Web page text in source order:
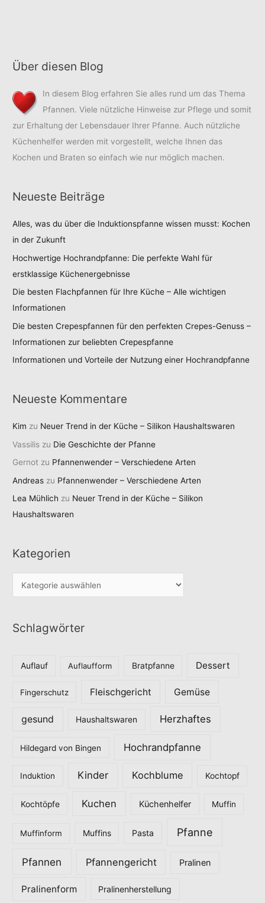
Über diesen Blog
In diesem Blog erfahren Sie alles rund um das Thema
Pfannen. Viele nützliche Hinweise zur Pflege und somit
zur Erhaltung der Lebensdauer Ihrer Pfanne. Auch nützliche
Küchenhelfer werden mit vorgestellt, welche Ihnen das
Kochen und Braten so einfach wie nur möglich machen.
Neueste Beiträge
Alles, was du über die Induktionspfanne wissen musst: Kochen
in der Zukunft
Hochwertige Hochrandpfanne: Die perfekte Wahl für
erstklassige Küchenergebnisse
Die besten Flachpfannen für Ihre Küche – Alle wichtigen
Informationen
Die besten Crepespfannen für den perfekten Crepes-Genuss –
Informationen zur beliebten Crepespfanne
Informationen und Vorteile der Nutzung einer Hochrandpfanne
Neueste Kommentare
Kim zu Neuer Trend in der Küche – Silikon Haushaltswaren
Vassilis zu Die Geschichte der Pfanne
Gernot zu Pfannenwender – Verschiedene Arten
Andreas zu Pfannenwender – Verschiedene Arten
Lea Mühlich zu Neuer Trend in der Küche – Silikon
Haushaltswaren
Kategorien
a
e
Schlagwörter
Auflauf Auflaufform Bratpfanne Dessert
Fingerschutz Fleischgericht Gemüse
gesund Haushaltswaren Herzhaftes
Hildegard von Bingen Hochrandpfanne
Induktion Kinder Kochblume Kochtopf
Kochtöpfe Kuchen Küchenhelfer Muffin
Muffinform Muffins Pasta Pfanne
Pfannen Pfannengericht Pralinen
Pralinenform Pralinenherstellung